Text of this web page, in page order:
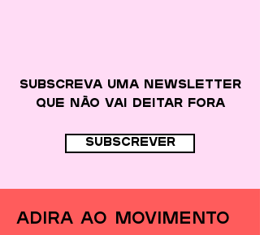
Subscreva uma newsletter
que não vai deitar fora
subscrever
adira ao movimento